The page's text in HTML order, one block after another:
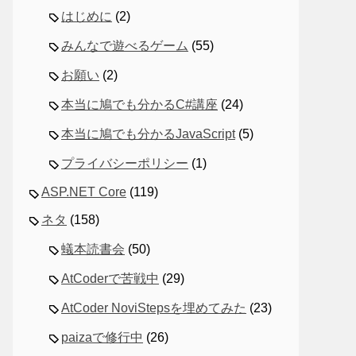
はじめに (2)
みんなで遊べるゲーム (55)
お願い (2)
本当に鳩でも分かるC#講座 (24)
本当に鳩でも分かるJavaScript(5)
プライバシーポリシー (1)
ASP.NET Core (119)
ネタ (158)
蟻本読書会 (50)
AtCoderで苦戦中 (29)
AtCoder NoviStepsを埋めてみた (23)
paizaで修行中 (26)